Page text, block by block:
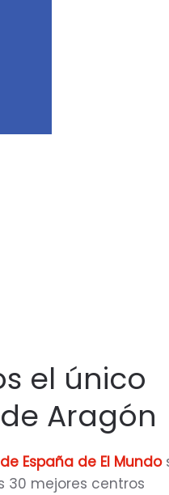
el único
Aragón
España de El Mundo
30 mejores centros